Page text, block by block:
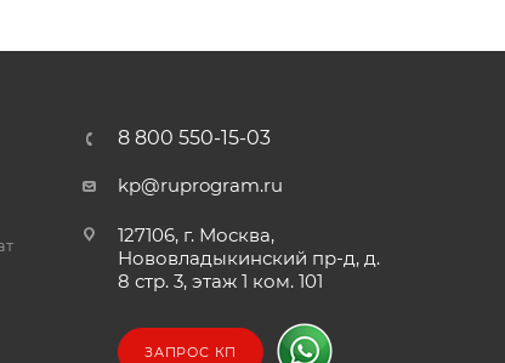
8 800 550-15-03
kp@ruprogram.ru
127106, г. Москва,
Нововладыкинский пр-д, д.
8 стр. 3, этаж 1 ком. 101
ЗАПРОС КП